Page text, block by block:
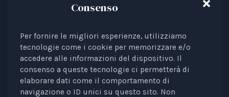
Consenso
Per fornire le migliori esperienze, utilizziamo
tecnologie come i cookie per memorizzare e/o
accedere alle informazioni del dispositivo. Il
consenso a queste tecnologie ci permetterà di
elaborare dati come il comportamento di
navigazione o ID unici su questo sito. Non
Animal Law Italia is an Italian Third Sector Entity
listed in the RUNTS register (Rep. 4 of 01/03/2022),
recognised as an interest representative before the
European Institutions.